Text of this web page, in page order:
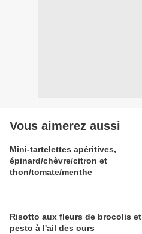
Vous aimerez aussi
Mini-tartelettes apéritives,
épinard/chèvre/citron et
thon/tomate/menthe
Risotto aux fleurs de brocolis et
pesto à l'ail des ours